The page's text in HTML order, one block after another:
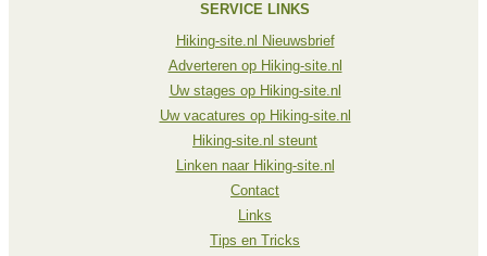
SERVICE LINKS
Hiking-site.nl Nieuwsbrief
Adverteren op Hiking-site.nl
Uw stages op Hiking-site.nl
Uw vacatures op Hiking-site.nl
Hiking-site.nl steunt
Linken naar Hiking-site.nl
Contact
Links
Tips en Tricks